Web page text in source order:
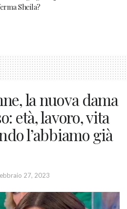
Sheila?
la nuova dama
età, lavoro, vita
l’abbiamo già
27, 2023